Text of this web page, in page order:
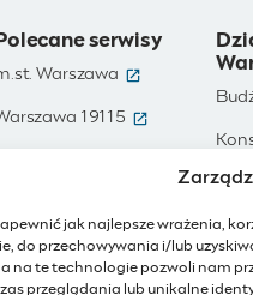
jak najlepsze wrażenia,
do przechowywania i/lub
na te technologie pozwoli nam
przeglądania lub unikalne
serwisy
Warszawa (otwiera się w
19115 (otwiera się
publiczne
- Internet rzeczy (otwiera